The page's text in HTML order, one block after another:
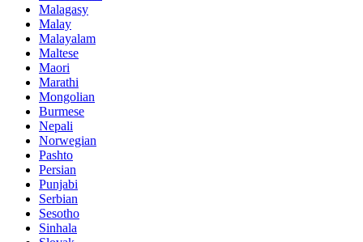
Malagasy
Malay
Malayalam
Maltese
Maori
Marathi
Mongolian
Burmese
Nepali
Norwegian
Pashto
Persian
Punjabi
Serbian
Sesotho
Sinhala